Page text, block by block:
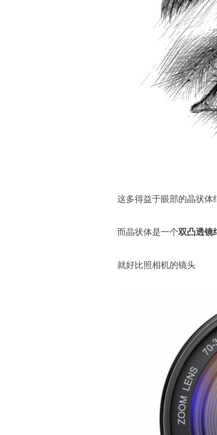
这多得益于眼部的晶状体
而晶状体是一个双凸透镜
就好比照相机的镜头